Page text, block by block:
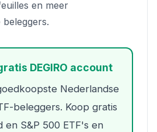
en meer
DEGIRO account
Nederlandse
beleggers. Koop gratis
en S&P 500 ETF's en